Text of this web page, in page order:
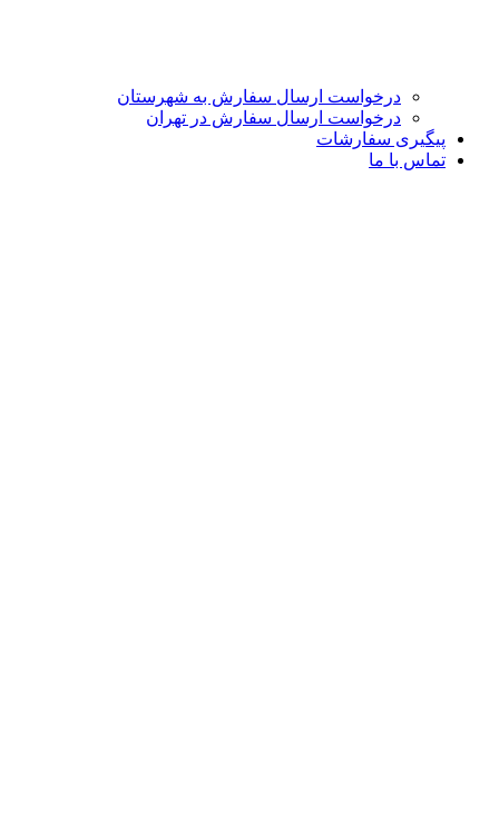
درخواست ارسال سفارش به شهرستان
درخواست ارسال سفارش در تهران
پیگیری سفارشات
تماس با ما